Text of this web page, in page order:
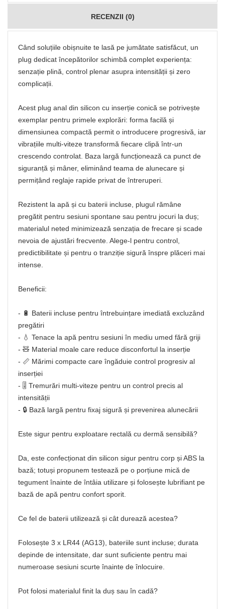
RECENZII (0)
Când soluțiile obișnuite te lasă pe jumătate satisfăcut, un
plug dedicat începătorilor schimbă complet experiența:
senzație plină, control plenar asupra intensității și zero
complicații.
Acest plug anal din silicon cu inserție conică se potrivește
exemplar pentru primele explorări: forma facilă și
dimensiunea compactă permit o introducere progresivă, iar
vibrațiile multi-viteze transformă fiecare clipă într-un
crescendo controlat. Baza largă funcționează ca punct de
siguranță și mâner, eliminând teama de alunecare și
permițând reglaje rapide privat de întreruperi.
Rezistent la apă și cu baterii incluse, plugul rămâne
pregătit pentru sesiuni spontane sau pentru jocuri la duș;
materialul neted minimizează senzația de frecare și scade
nevoia de ajustări frecvente. Alege-l pentru control,
predictibilitate și pentru o tranziție sigură înspre plăceri mai
intense.
Beneficii:
- 🔋 Baterii incluse pentru întrebuințare imediată excluzând
pregătiri
- 💧 Tenace la apă pentru sesiuni în mediu umed fără griji
- 🧸 Material moale care reduce disconfortul la inserție
- 📏 Mărimi compacte care îngăduie control progresiv al
inserției
- 🎚️ Tremurări multi-viteze pentru un control precis al
intensității
- 🔒 Bază largă pentru fixaj sigură și prevenirea alunecării
Este sigur pentru exploatare rectală cu dermă sensibilă?
Da, este confecționat din silicon sigur pentru corp și ABS la
bază; totuși propunem testează pe o porțiune mică de
tegument înainte de întâia utilizare și folosește lubrifiant pe
bază de apă pentru confort sporit.
Ce fel de baterii utilizează și cât durează acestea?
Folosește 3 x LR44 (AG13), bateriile sunt incluse; durata
depinde de intensitate, dar sunt suficiente pentru mai
numeroase sesiuni scurte înainte de înlocuire.
Pot folosi materialul finit la duș sau în cadă?